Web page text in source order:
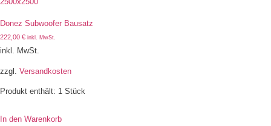
Donez Subwoofer Bausatz
222,00 € inkl. MwSt.
inkl. MwSt.
zzgl. Versandkosten
Produkt enthält: 1 Stück
In den Warenkorb